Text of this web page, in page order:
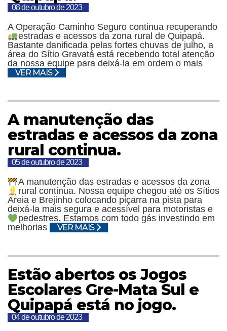
08 de outubro de 2023
A Operação Caminho Seguro continua recuperando
estradas e acessos da zona rural de Quipapá.
Bastante danificada pelas fortes chuvas de julho, a
área do Sítio Gravatá está recebendo total atenção
da nossa equipe para deixá-la em ordem o mais
VER MAIS
A manutenção das
estradas e acessos da zona
rural continua.
05 de outubro de 2023
A manutenção das estradas e acessos da zona
rural continua. Nossa equipe chegou até os Sítios
Areia e Brejinho colocando piçarra na pista para
deixá-la mais segura e acessível para motoristas e
pedestres. Estamos com todo gás investindo em
melhorias
VER MAIS
Estão abertos os Jogos
Escolares Gre-Mata Sul e
Quipapá está no jogo.
04 de outubro de 2023